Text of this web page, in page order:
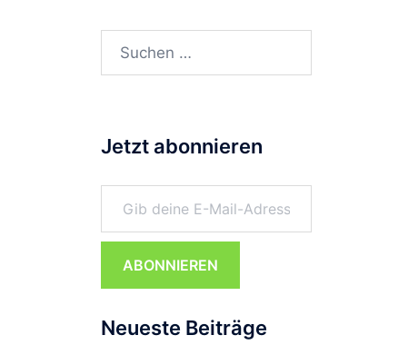
Suchen
Jetzt abonnieren
Gib deine E-Mail-Adresse ein ...
ABONNIEREN
Neueste Beiträge